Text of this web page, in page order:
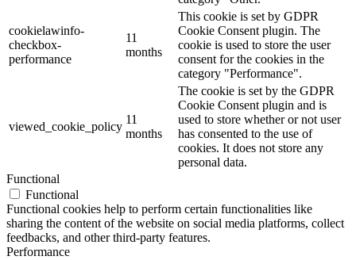
cookielawinfo-
checkbox-
performance
11
months
This cookie is set by GDPR
Cookie Consent plugin. The
cookie is used to store the user
consent for the cookies in the
category "Performance".
viewed_cookie_policy
11
months
The cookie is set by the GDPR
Cookie Consent plugin and is
used to store whether or not user
has consented to the use of
cookies. It does not store any
personal data.
Functional
Functional
Functional cookies help to perform certain functionalities like
sharing the content of the website on social media platforms, collect
feedbacks, and other third-party features.
Performance